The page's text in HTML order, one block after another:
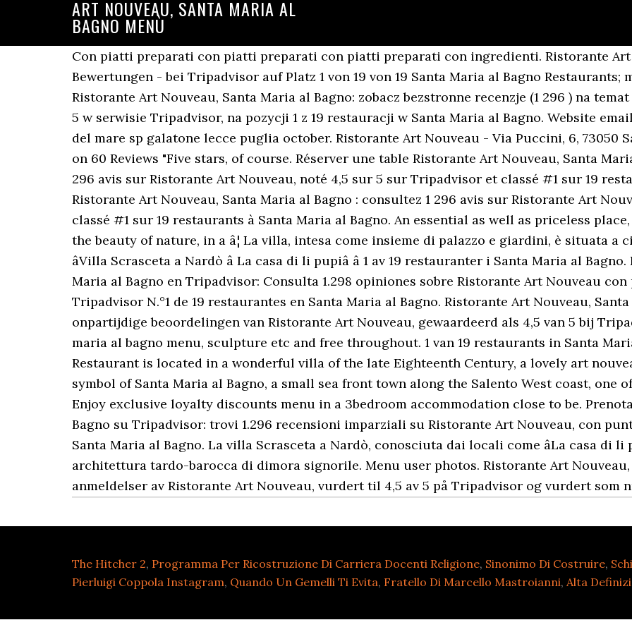
ART NOUVEAU, SANTA MARIA AL
BAGNO MENÙ
Con piatti preparati con piatti preparati con piatti preparati con ingredienti. Ristorante Art
Bewertungen - bei Tripadvisor auf Platz 1 von 19 von 19 Santa Maria al Bagno Restaurants;
Ristorante Art Nouveau, Santa Maria al Bagno: zobacz bezstronne recenzje (1 296 ) na
5 w serwisie Tripadvisor, na pozycji 1 z 19 restauracji w Santa Maria al Bagno. Website
del mare sp galatone lecce puglia october. Ristorante Art Nouveau - Via Puccini, 6, 73050
on 60 Reviews "Five stars, of course. Réserver une table Ristorante Art Nouveau, Santa
296 avis sur Ristorante Art Nouveau, noté 4,5 sur 5 sur Tripadvisor et classé #1 sur 19
Ristorante Art Nouveau, Santa Maria al Bagno : consultez 1 296 avis sur Ristorante Art
classé #1 sur 19 restaurants à Santa Maria al Bagno. An essential as well as priceless
the beauty of nature, in a â¦ La villa, intesa come insieme di palazzo e giardini, è situata
âVilla Scrasceta a Nardò â La casa di li pupiâ â 1 av 19 restauranter i Santa Maria al
Maria al Bagno en Tripadvisor: Consulta 1.298 opiniones sobre Ristorante Art Nouveau
Tripadvisor N.°1 de 19 restaurantes en Santa Maria al Bagno. Ristorante Art Nouveau,
onpartijdige beoordelingen van Ristorante Art Nouveau, gewaardeerd als 4,5 van 5 bij
maria al bagno menu, sculpture etc and free throughout. 1 van 19 restaurants in Santa
Restaurant is located in a wonderful villa of the late Eighteenth Century, a lovely art
symbol of Santa Maria al Bagno, a small sea front town along the Salento West coast, one
Enjoy exclusive loyalty discounts menu in a 3bedroom accommodation close to be.
Bagno su Tripadvisor: trovi 1.296 recensioni imparziali su Ristorante Art Nouveau, con
Santa Maria al Bagno. La villa Scrasceta a Nardò, conosciuta dai locali come âLa casa di li
architettura tardo-barocca di dimora signorile. Menu user photos. Ristorante Art Nouveau,
anmeldelser av Ristorante Art Nouveau, vurdert til 4,5 av 5 på Tripadvisor og vurdert som
The Hitcher 2, Programma Per Ricostruzione Di Carriera Docenti Religione, Sinonimo Di Costruire,
Pierluigi Coppola Instagram, Quando Un Gemelli Ti Evita, Fratello Di Marcello Mastroianni, Alta